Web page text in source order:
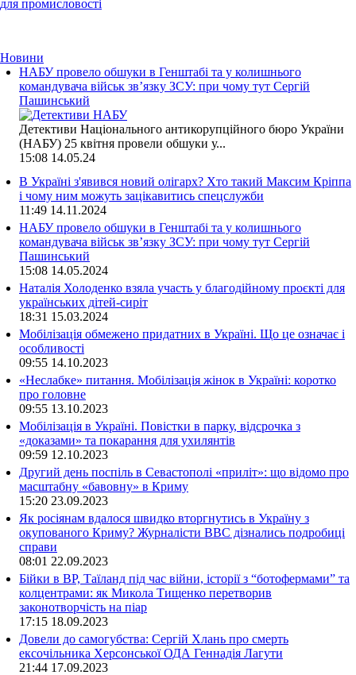
для промисловості
Новини
НАБУ провело обшуки в Генштабі та у колишнього
командувача військ зв’язку ЗСУ: при чому тут Сергій
Пашинський
Детективи Національного антикорупційного бюро України
(НАБУ) 25 квітня провели обшуки у...
15:08 14.05.24
В Україні з'явився новий олігарх? Хто такий Максим Кріппа
і чому ним можуть зацікавитись спецслужби
11:49 14.11.2024
НАБУ провело обшуки в Генштабі та у колишнього
командувача військ зв’язку ЗСУ: при чому тут Сергій
Пашинський
15:08 14.05.2024
Наталія Холоденко взяла участь у благодійному проєкті для
українських дітей-сиріт
18:31 15.03.2024
Мобілізація обмежено придатних в Україні. Що це означає і
особливості
09:55 14.10.2023
«Неслабке» питання. Мобілізація жінок в Україні: коротко
про головне
09:55 13.10.2023
Мобілізація в Україні. Повістки в парку, відсрочка з
«доказами» та покарання для ухилянтів
09:59 12.10.2023
Другий день поспіль в Севастополі «приліт»: що відомо про
масштабну «бавовну» в Криму
15:20 23.09.2023
Як росіянам вдалося швидко вторгнутись в Україну з
окупованого Криму? Журналісти ВВС дізнались подробиці
справи
08:01 22.09.2023
Бійки в ВР, Таїланд під час війни, історії з “ботофермами” та
колцентрами: як Микола Тищенко перетворив
законотворчість на піар
17:15 18.09.2023
Довели до самогубства: Сергій Хлань про смерть
ексочільника Херсонської ОДА Геннадія Лагути
21:44 17.09.2023